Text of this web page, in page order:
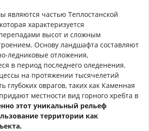
являются частью Теплостанской
характеризуется
высот и сложным
Основу ландшафта составляют
ледниковые отложения,
в период последнего оледенения.
на протяжении тысячелетий
глубоких оврагов, таких как Каменная
местности вид горного хребта в
этот уникальный рельеф
территории как